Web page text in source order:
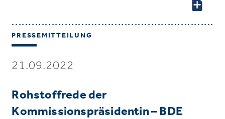
PRESSEMITTEILUNG
21.09.2022
Rohstoffrede der
Kommissionspräsidentin – BDE